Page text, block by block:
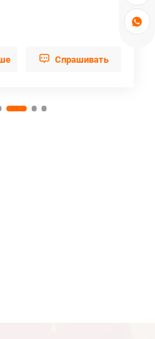

 Cпрашивать